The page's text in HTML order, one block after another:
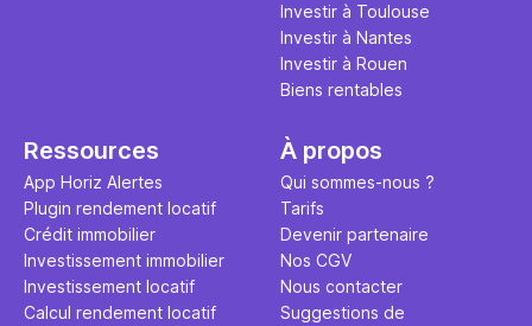
Investir à Toulouse
Investir à Nantes
Investir à Rouen
Biens rentables
Ressources
App Horiz Alertes
Plugin rendement locatif
Crédit immobilier
Investissement immobilier
Investissement locatif
Calcul rendement locatif
À propos
Qui sommes-nous ?
Tarifs
Devenir partenaire
Nos CGV
Nous contacter
Suggestions de